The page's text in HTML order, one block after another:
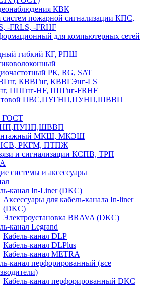
КВК
систем пожарной сигнализации КПС,
-FRLS, -FRHF
для компьютерных сетей
гибкий КГ, РПШ
РК, RG, SAT
КВВГнг, КВВГЭнг-LS
ППГнг-HF, ППГнг-FRHF
ПВС,ПУГНП,ПУНП,ШВВП
МКШ, МКЭШ
РКГМ, ПТПЖ
и сигнализации КСПВ, ТРП
системы и аксессуары
канал In-Liner (DKC)
Аксессуары для кабель-канала In-liner
(DKC)
Электроустановка BRAVA (DKC)
канал Legrand
Кабель-канал DLP
Кабель-канал DLPlus
Кабель-канал METRA
канал перфорированный (все
Кабель-канал перфорированный DKC